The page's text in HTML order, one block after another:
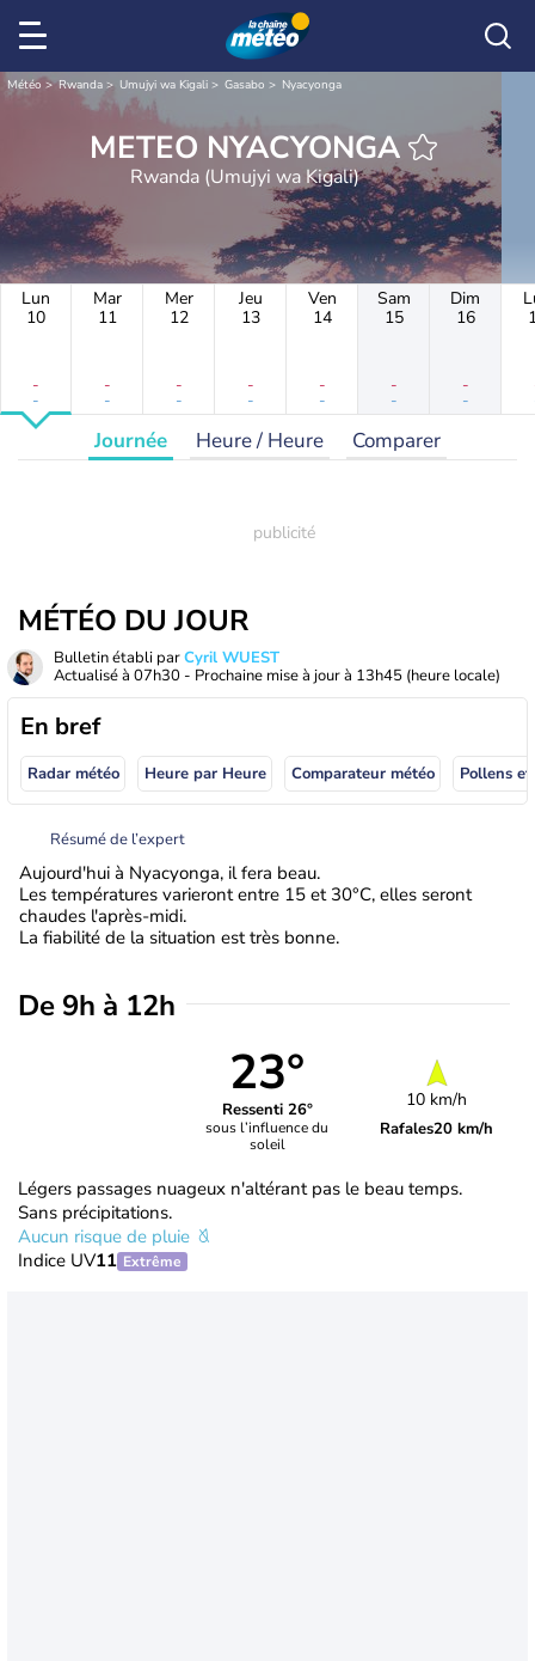
Météo Rwanda Umujyi wa Kigali Gasabo Nyacyonga
METEO NYACYONGA
Rwanda (Umujyi wa Kigali)
Lun
10
-
-
Mar
11
-
-
Mer
12
-
-
Jeu
13
-
-
Ven
14
-
-
Sam
15
-
-
Dim
16
-
-
Journée Heure / Heure Comparer
MÉTÉO DU JOUR
Bulletin établi parCyril WUEST
Actualisé à 07h30 - Prochaine mise à jour à 13h45 (heure locale)
En bref
Radar météo Heure par Heure Comparateur météo Pollens
Résumé de l’expert
Aujourd'hui à Nyacyonga, il fera beau.
Les températures varieront entre 15 et 30°C, elles seront
chaudes l'après-midi.
La fiabilité de la situation est très bonne.
De 9h à 12h
23°
Ressenti 26°
sous l’influence du
soleil
10 km/h
Rafales20 km/h
Légers passages nuageux n'altérant pas le beau temps.
Sans précipitations.
Aucun risque de pluie
Indice UV11 Extrême